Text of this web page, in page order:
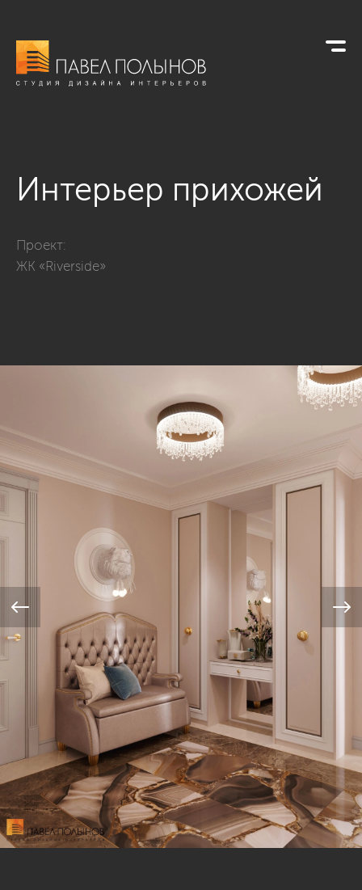
Интерьер прихожей
Проект:
ЖК «Riverside»